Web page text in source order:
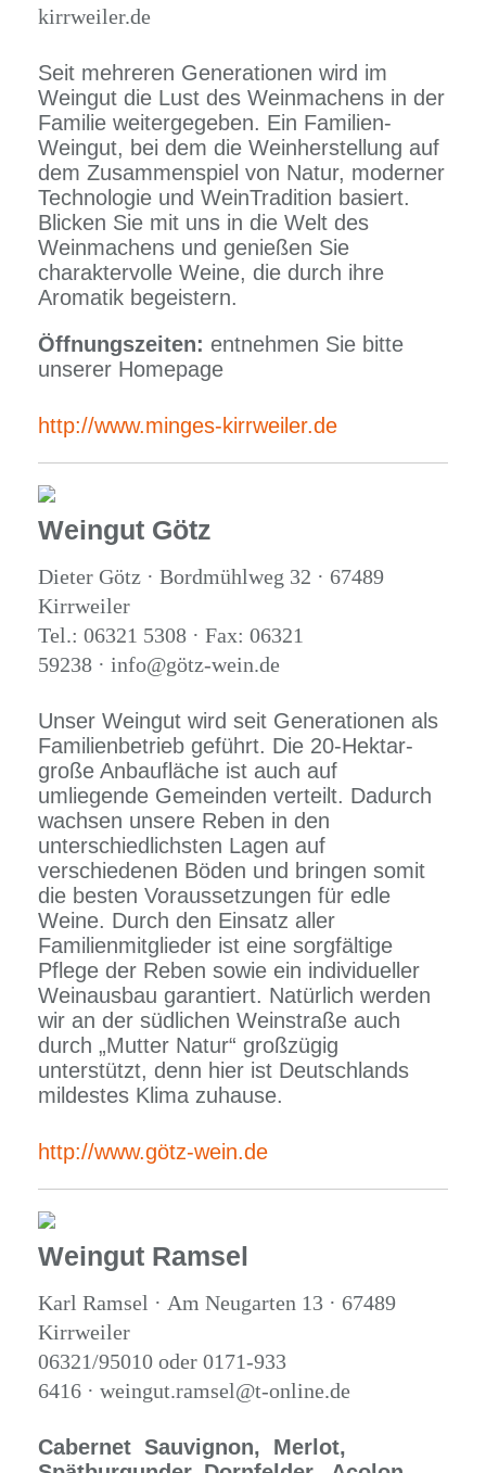
kirrweiler.de
Seit mehreren Generationen wird im
Weingut die Lust des Weinmachens in der
Familie weitergegeben. Ein Familien-
Weingut, bei dem die Weinherstellung auf
dem Zusammenspiel von Natur, moderner
Technologie und WeinTradition basiert.
Blicken Sie mit uns in die Welt des
Weinmachens und genießen Sie
charaktervolle Weine, die durch ihre
Aromatik begeistern.
Öffnungszeiten: entnehmen Sie bitte
unserer Homepage
http://www.minges-kirrweiler.de
Weingut Götz
Dieter Götz · Bordmühlweg 32 · 67489
Kirrweiler
Tel.: 06321 5308 · Fax: 06321
59238 · info@götz-wein.de
Unser Weingut wird seit Generationen als
Familienbetrieb geführt. Die 20-Hektar-
große Anbaufläche ist auch auf
umliegende Gemeinden verteilt. Dadurch
wachsen unsere Reben in den
unterschiedlichsten Lagen auf
verschiedenen Böden und bringen somit
die besten Voraussetzungen für edle
Weine. Durch den Einsatz aller
Familienmitglieder ist eine sorgfältige
Pflege der Reben sowie ein individueller
Weinausbau garantiert. Natürlich werden
wir an der südlichen Weinstraße auch
durch „Mutter Natur“ großzügig
unterstützt, denn hier ist Deutschlands
mildestes Klima zuhause.
http://www.götz-wein.de
Weingut Ramsel
Karl Ramsel · Am Neugarten 13 · 67489
Kirrweiler
06321/95010 oder 0171-933
6416 · weingut.ramsel@t-online.de
Cabernet Sauvignon,
Merlot,